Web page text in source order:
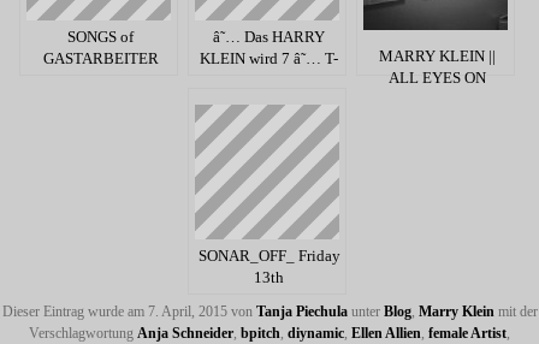
SONGS of
GASTARBEITER
â˜… Das HARRY
KLEIN wird 7 â˜… T-
Spruch Wettbewerb
â˜…
MARRY KLEIN ||
ALL EYES ON
SONAR_OFF_ Friday
13th
Dieser Eintrag wurde am 7. April, 2015 von Tanja Piechulaunter Blog, Marry Klein mit der
Verschlagwortung Anja Schneider bpitch diynamic Ellen Allien female Artist